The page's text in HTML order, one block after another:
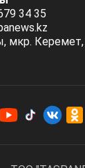
34 35
мкр.